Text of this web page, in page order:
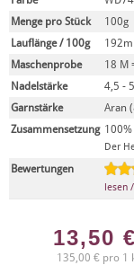
Menge pro Stück
100g
Lauflänge / 100g
Maschenprobe
18 M
Nadelstärke
4,5 -
Garnstärke
Aran
Zusammensetzung
Der
Bewertungen
lesen
13,50 €
135,00 € pro 1